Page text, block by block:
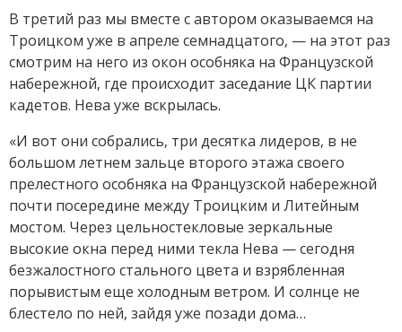
В третий раз мы вместе с автором оказываемся на
Троицком уже в апреле семнадцатого, — на этот раз
смотрим на него из окон особняка на Французской
набережной, где происходит заседание ЦК партии
кадетов. Нева уже вскрылась.
«И вот они собрались, три десятка лидеров, в не
большом летнем зальце второго этажа своего
прелестного особняка на Французской набережной
почти посередине между Троицким и Литейным
мостом. Через цельностекловые зеркальные
высокие окна перед ними текла Нева — сегодня
безжалостного стального цвета и взрябленная
порывистым еще холодным ветром. И солнце не
блестело по ней, зайдя уже позади дома…